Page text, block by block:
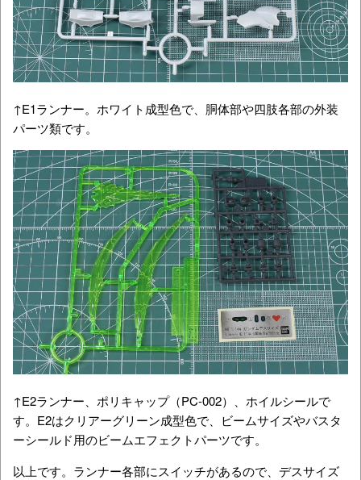
↑E1ランナー。ホワイト成型色で、胴体部や四肢各部の外装
パーツ類です。
↑E2ランナー、ポリキャップ（PC-002）、ホイルシールで
す。E2はクリアーグリーン成型色で、ビームサイズやバスタ
ーシールド用のビームエフェクトパーツです。
以上です。ランナー各部にスイッチがあるので、デスサイズ